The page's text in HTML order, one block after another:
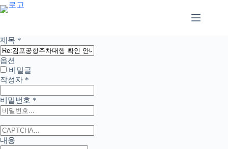
본
문
로
건
너
뛰
기
제목 *
옵션
비밀글
작성자 *
비밀번호 *
내용